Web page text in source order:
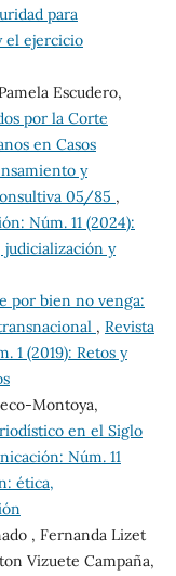
para
el ejercicio
Escudero,
por la Corte
en Casos
y
05/85 ,
Núm. 11 (2024):
y
por bien no venga:
, Revista
1 (2019): Retos y
Montoya,
en el Siglo
Núm. 11
ética,
, Fernanda Lizet
Vizuete Campaña,